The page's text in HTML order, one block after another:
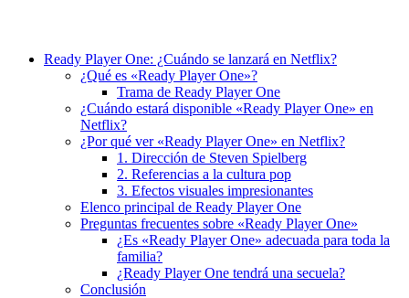
Ready Player One: ¿Cuándo se lanzará en Netflix?
¿Qué es «Ready Player One»?
Trama de Ready Player One
¿Cuándo estará disponible «Ready Player One» en
Netflix?
¿Por qué ver «Ready Player One» en Netflix?
1. Dirección de Steven Spielberg
2. Referencias a la cultura pop
3. Efectos visuales impresionantes
Elenco principal de Ready Player One
Preguntas frecuentes sobre «Ready Player One»
¿Es «Ready Player One» adecuada para toda la
familia?
¿Ready Player One tendrá una secuela?
Conclusión